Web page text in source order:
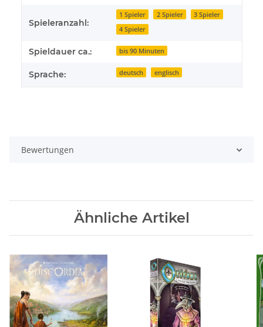
Spieleranzahl:
1 Spieler 2 Spieler
3 Spieler
4 Spieler
Spieldauer ca.: bis 90 Minuten
Sprache: deutsch englisch
Bewertungen
Ähnliche Artikel